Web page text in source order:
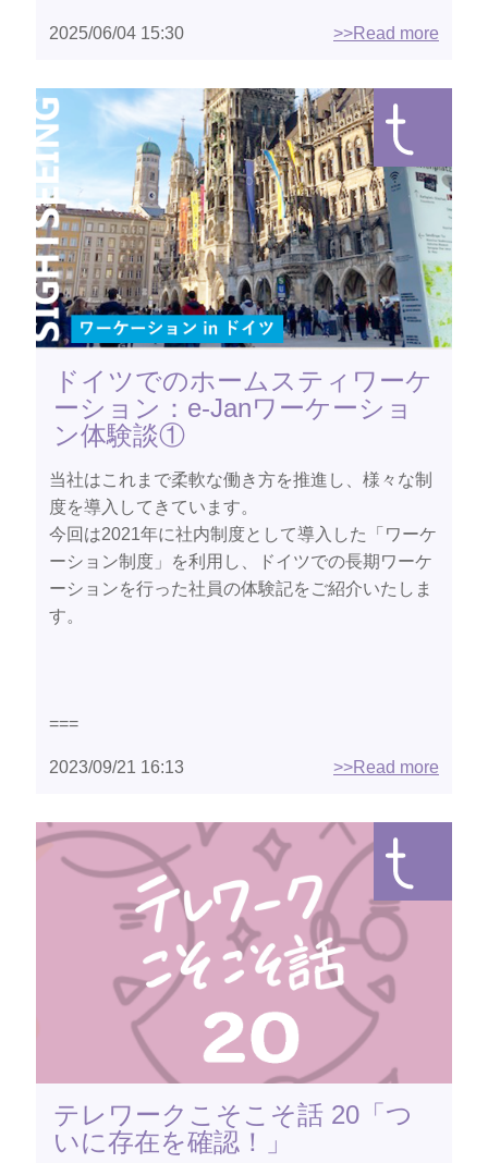
2025/06/04 15:30 >>Read more
ドイツでのホームスティワーケ
ーション：e-Janワーケーショ
ン体験談①
当社はこれまで柔軟な働き方を推進し、様々な制
度を導入してきています。
今回は2021年に社内制度として導入した「ワーケ
ーション制度」を利用し、ドイツでの長期ワーケ
ーションを行った社員の体験記をご紹介いたしま
す。
===
2023/09/21 16:13 >>Read more
テレワークこそこそ話 20「つ
いに存在を確認！」